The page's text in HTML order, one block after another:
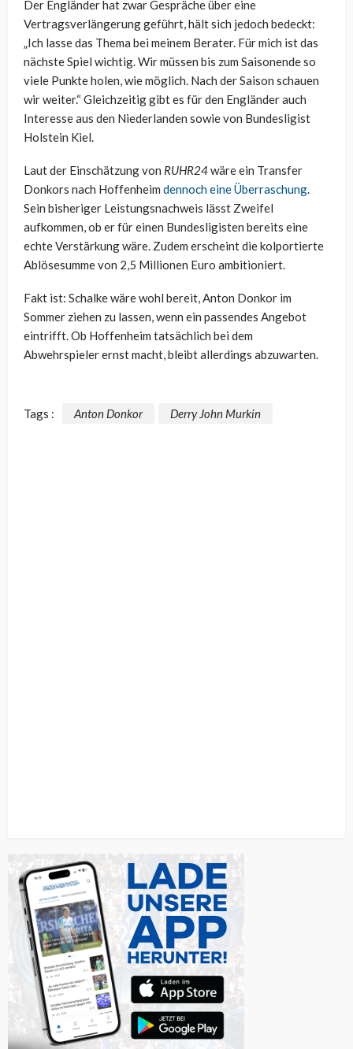
Der Engländer hat zwar Gespräche über eine
Vertragsverlängerung geführt, hält sich jedoch bedeckt:
„Ich lasse das Thema bei meinem Berater. Für mich ist das
nächste Spiel wichtig. Wir müssen bis zum Saisonende so
viele Punkte holen, wie möglich. Nach der Saison schauen
wir weiter.“ Gleichzeitig gibt es für den Engländer auch
Interesse aus den Niederlanden sowie von Bundesligist
Holstein Kiel.
Laut der Einschätzung von RUHR24wäre ein Transfer
Donkors nach Hoffenheim dennoch eine Überraschung.
Sein bisheriger Leistungsnachweis lässt Zweifel
aufkommen, ob er für einen Bundesligisten bereits eine
echte Verstärkung wäre. Zudem erscheint die kolportierte
Ablösesumme von 2,5 Millionen Euro ambitioniert.
Fakt ist: Schalke wäre wohl bereit, Anton Donkor im
Sommer ziehen zu lassen, wenn ein passendes Angebot
eintrifft. Ob Hoffenheim tatsächlich bei dem
Abwehrspieler ernst macht, bleibt allerdings abzuwarten.
Tags : Anton Donkor Derry John Murkin